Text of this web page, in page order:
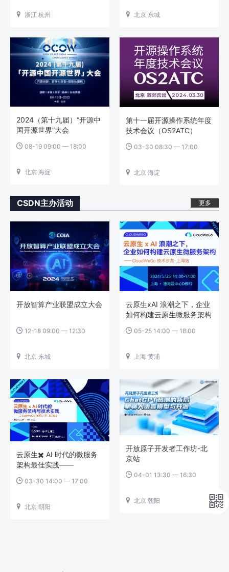
 浙江 杭州  北京 东城
2024（第十九届）“开源中
国开源世界”大会
 08-19 09:00 — 18:00
 北京 海淀
第十一届开源操作系统年度
技术会议（OS2ATC）
 03-30 08:30 — 17:00
 北京 海淀
CSDN主办活动 更多
开放智算产业联盟成立大会
 12-18 09:00 — 12:30
 北京 东城
云原生xAI 浪潮之下，企业
如何构建云原生微服务架构
海站
 05-25 14:00 — 18:00
 上海 黄浦
云原生✖️ AI 时代的微服务
架构最佳实践——
站
 03-30 14:00 — 17:00
 北京 朝阳
开放原子开发者工作坊-北
京站
 04-01 13:30 — 16:30
 北京 朝阳 